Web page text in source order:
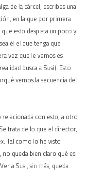
de la cárcel, escribes una
en la que por primera
esto despista un poco y
él el que tenga que
vez que le vemos es
busca a Susi). Esto
vemos la secuencia del
con esto, a otro
trata de lo que el director,
Tal como lo he visto
no queda bien claro qué es
a Susi, sin más, queda